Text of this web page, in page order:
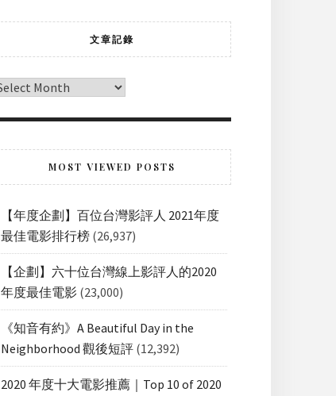
文章記錄
MOST VIEWED POSTS
【年度企劃】百位台灣影評人 2021年度
最佳電影排行榜 (26,937)
【企劃】六十位台灣線上影評人的2020
年度最佳電影 (23,000)
《知音有約》A Beautiful Day in the
Neighborhood 觀後短評 (12,392)
2020 年度十大電影推薦｜Top 10 of 2020